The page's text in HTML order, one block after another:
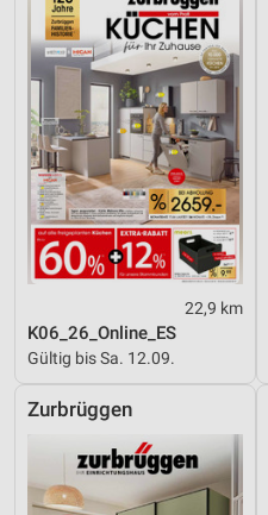
22,9 km
K06_26_Online_ES
Gültig bis Sa. 12.09.
Zurbrüggen